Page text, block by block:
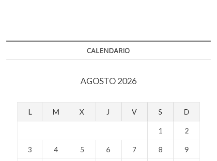
CALENDARIO
AGOSTO 2026
L M X J V S D
1 2
3 4 5 6 7 8 9